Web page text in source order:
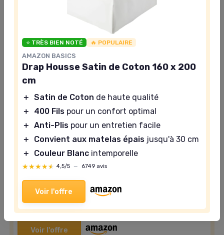
⭐ TRÈS BIEN NOTÉ
AMAZON BASICS
Drap Housse Satin de Coton 160 x 200
Satin de Cotonde haute qualité
400 Filspour un confort optimal
＋ Anti-Plispour un entretien facile
＋ Convient aux matelas épais
Couleur Blanc intemporelle
★★★★★
★★★★★ 4,5/5 — 6749 avis
Voir l'offre
⭐ TRÈS BIEN NOTÉ 🔥 POPULAIRE
AMAZON BASICS
Drap Housse Satin de Coton 160 x 200
cm
＋ Satin de Coton de haute qualité
＋
400 Fils pour un confort optimal
＋ Anti-Plis pour un entretien facile
＋
Convient aux matelas épais jusqu'à 30 cm
＋
Couleur Blanc intemporelle
★★★★★
★★★★★ 4,5/5 — 6749 avis
Voir l'offre